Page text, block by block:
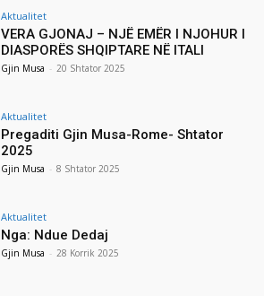
Aktualitet
VERA GJONAJ – NJË EMËR I NJOHUR I
DIASPORËS SHQIPTARE NË ITALI
Gjin Musa - 20 Shtator 2025
Aktualitet
Pregaditi Gjin Musa-Rome- Shtator
2025
Gjin Musa - 8 Shtator 2025
Aktualitet
Nga: Ndue Dedaj
Gjin Musa - 28 Korrik 2025